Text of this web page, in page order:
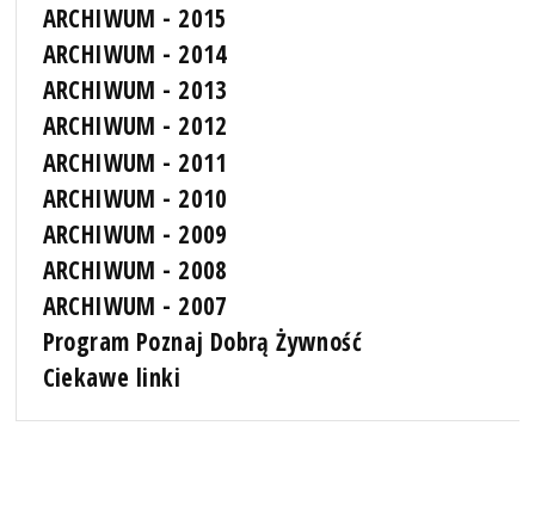
ARCHIWUM - 2015
ARCHIWUM - 2014
ARCHIWUM - 2013
ARCHIWUM - 2012
ARCHIWUM - 2011
ARCHIWUM - 2010
ARCHIWUM - 2009
ARCHIWUM - 2008
ARCHIWUM - 2007
Program Poznaj Dobrą Żywność
Ciekawe linki